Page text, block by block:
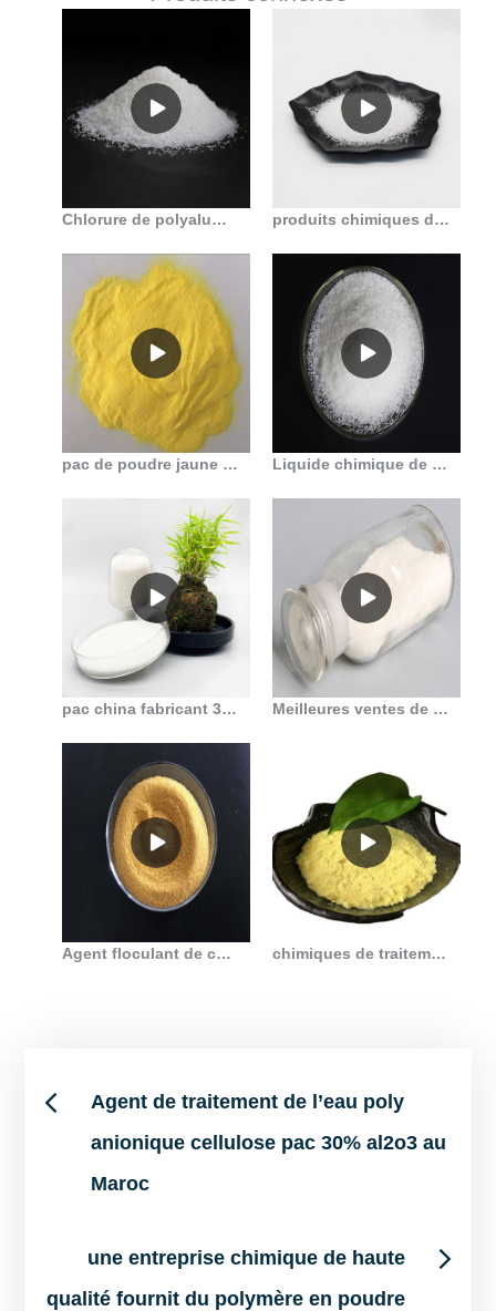
Chlorure de polyaluminium 30% pac pour le traitement de l’eau potable en Algérie produits chimiques de traitement de l’eau en polychlorure d’aluminium/pac en Tunisie
pac de poudre jaune de haute qualité en France Liquide chimique de poudre de chlorure de polyaluminium pac avec du COA pour le traitement de l’eau
pac china fabricant 30% de produits chimiques de traitement de l’eau au Burkina Faso Meilleures ventes de polymères améliorant la viscosité pac en Tunisie
Agent floculant de chlorure de polyaluminium al2o3 pac à 30% agents auxiliaires de revêtement chimiques de traitement de l’eau de qualité industrielle pac
Post
navigation
Agent de traitement de l’eau poly
anionique cellulose pac 30% al2o3 au
Maroc
une entreprise chimique de haute
qualité fournit du polymère en poudre